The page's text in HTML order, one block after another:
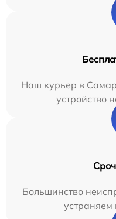
Наш курьер в
устройство
Большинство
устраняем